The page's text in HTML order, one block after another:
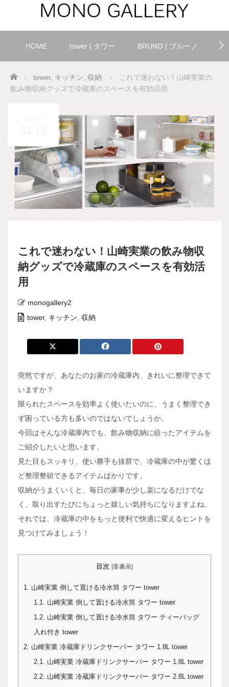
HOME tower | タワー BRUNO | ブルーノ キ
Home tower, キッチン 収納
これで迷わない！山崎実業の
飲み物収納グッズで冷蔵庫のスペースを有効活用
これで迷わない！山崎実業の飲み物収
納グッズで冷蔵庫のスペースを有効活
用
monogallery2
tower, キッチン 収納
突然ですが、あなたのお家の冷蔵庫内、きれいに整理できて
いますか？
限られたスペースを効率よく使いたいのに、うまく整理でき
ず困っている方も多いのではないでしょうか。
今回はそんな冷蔵庫内でも、飲み物収納に絞ったアイテムを
ご紹介したいと思います。
見た目もスッキリ、使い勝手も抜群で、冷蔵庫の中が驚くほ
ど整理整頓できるアイテムばかりです。
収納がうまくいくと、毎日の家事が少し楽になるだけでな
く、取り出すたびにちょっと嬉しい気持ちになりますよね。
それでは、冷蔵庫の中をもっと便利で快適に変えるヒントを
見つけてみましょう！
目次 [非表示]
1. 山崎実業 倒して置ける冷水筒 タワー tower
1.1. 山崎実業 倒して置ける冷水筒 タワー tower
1.2. 山崎実業 倒して置ける冷水筒 タワー ティーバッグ
入れ付き tower
2. 山崎実業 冷蔵庫ドリンクサーバー タワー 1.8L tower
2.1. 山崎実業 冷蔵庫ドリンクサーバー タワー 1.8L tower
2.2. 山崎実業 冷蔵庫ドリンクサーバー タワー 2.8L tower